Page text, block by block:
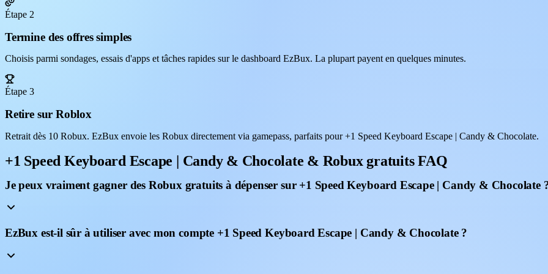
Étape 2
Termine des offres simples
Choisis parmi sondages, essais d'apps et tâches rapides sur le dashboard EzBux. La plupart payent en quelques minutes.
Étape 3
Retire sur Roblox
Retrait dès 10 Robux. EzBux envoie les Robux directement via gamepass, parfaits pour +1 Speed Keyboard Escape | Candy & Chocolate.
+1 Speed Keyboard Escape | Candy & Chocolate & Robux gratuits FAQ
Je peux vraiment gagner des Robux gratuits à dépenser sur +1 Speed Keyboard Escape | Candy & Chocolate
EzBux est-il sûr à utiliser avec mon compte +1 Speed Keyboard Escape | Candy & Chocolate ?